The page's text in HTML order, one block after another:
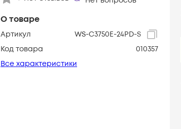
О товаре
Артикул
WS-C3750E-24PD-S
Код товара
010357
Все характеристики